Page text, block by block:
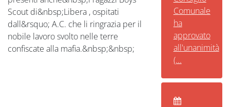
Scout di&nbsp;Libera , ospitati
dall&rsquo; A.C. che li ringrazia per il
nobile lavoro svolto nelle terre
confiscate alla mafia.&nbsp;&nbsp;
Comunale
ha
approvato
all'unanimità
(...